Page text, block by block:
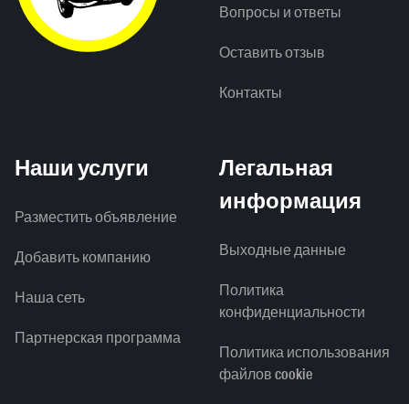
Вопросы и ответы
Оставить отзыв
Контакты
Наши услуги
Разместить объявление
Добавить компанию
Наша сеть
Партнерская программа
Легальная
информация
Выходные данные
Политика
конфиденциальности
Политика использования
файлов cookie